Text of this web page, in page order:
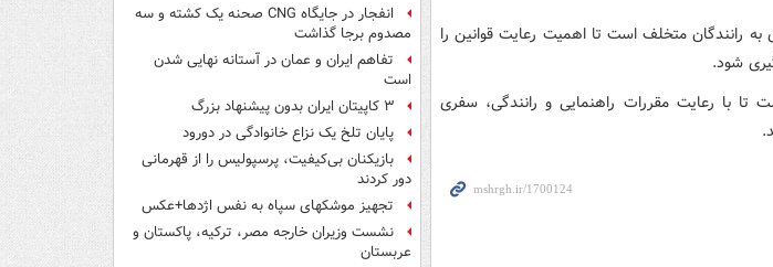
رانندگان متخلف است تا اهمیت رعایت قوانین را
شود.
تا با رعایت مقررات راهنمایی و رانندگی، سفری
انفجار در جایگاه CNG صحنه یک کشته و سه
مصدوم برجا گذاشت
تفاهم ایران و عمان در آستانه نهایی شدن
است
۳ کاپیتان ایران بدون پیشنهاد بزرگ
پایان تلخ یک نزاع خانوادگی در دورود
بازیکنان بی‌کیفیت، پرسپولیس را از قهرمانی
دور کردند
تجهیز موشکهای سپاه به نفس اژدها+عکس
نشست وزیران خارجه مصر، ترکیه، پاکستان و
عربستان